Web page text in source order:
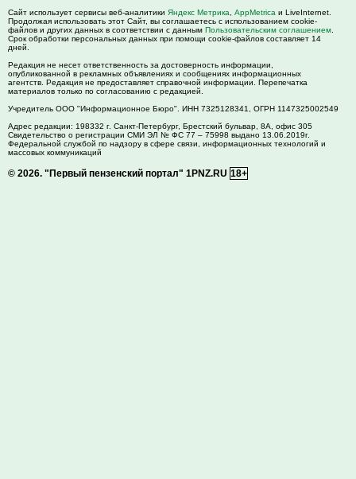
Сайт использует сервисы веб-аналитики Яндекс Метрика AppMetrica и LiveInternet.
Продолжая использовать этот Сайт, вы соглашаетесь с использованием cookie-
файлов и других данных в соответствии с данным Пользовательским соглашением
Срок обработки персональных данных при помощи cookie-файлов составляет 14
дней.
Редакция не несет ответственность за достоверность информации,
опубликованной в рекламных объявлениях и сообщениях информационных
агентств. Редакция не предоставляет справочной информации. Перепечатка
материалов только по согласованию с редакцией.
Учредитель ООО "Информационное Бюро". ИНН 7325128341, ОГРН 1147325002549
Адрес редакции: 198332 г. Санкт-Петербург, Брестский бульвар, 8А, офис 305
Свидетельство о регистрации СМИ ЭЛ № ФС 77 – 75998 выдано 13.06.2019г.
Федеральной службой по надзору в сфере связи, информационных технологий и
массовых коммуникаций
© 2026. "Первый пензенский портал" 1PNZ.RU 18+